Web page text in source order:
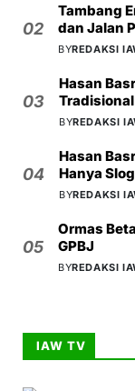
02
Tambang
dan Jalan
BYREDAKSI
03
Hasan
BYREDAKSI
04
Hasan
Hanya
BYREDAKSI
05
Ormas
GPBJ
BYREDAKSI
IAW TV